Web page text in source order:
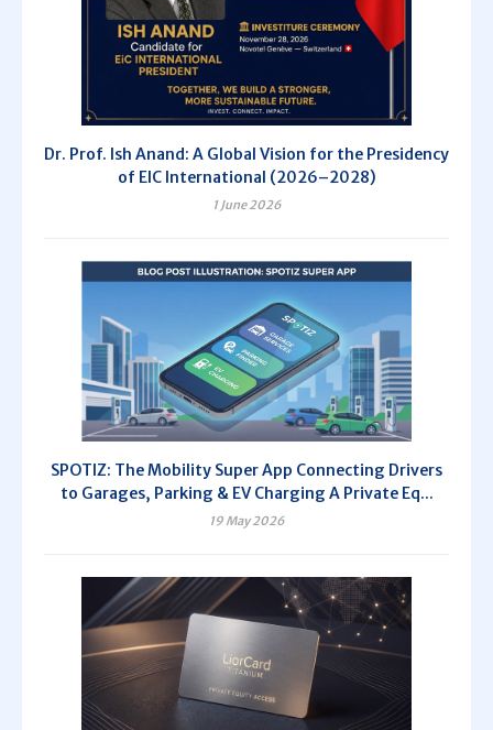
Dr. Prof. Ish Anand: A Global Vision for the Presidency
of EIC International (2026–2028)
1 June 2026
SPOTIZ: The Mobility Super App Connecting Drivers
to Garages, Parking & EV Charging A Private Eq...
19 May 2026